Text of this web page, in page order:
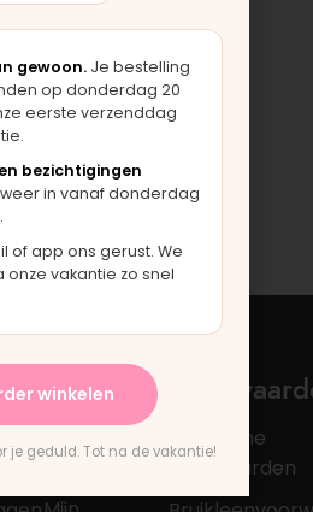
Mijn
account
Algemene
voorwaarden
gewoon. Je bestelling
op donderdag 20
eerste verzenddag
bezichtigingen
in vanaf donderdag
of app ons gerust. We
vakantie zo snel
winkelen
je geduld. Tot na de vakantie!